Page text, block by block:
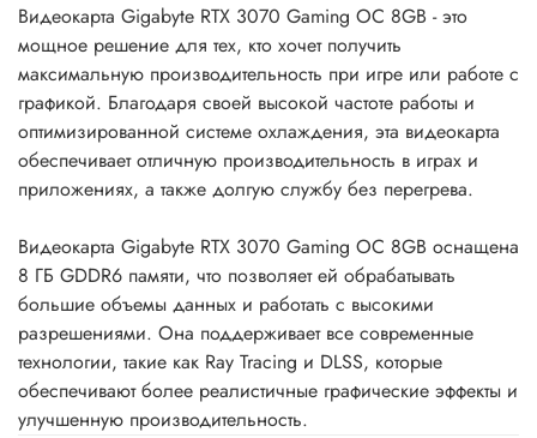
Видеокарта Gigabyte RTX 3070 Gaming OC 8GB - это
мощное решение для тех, кто хочет получить
максимальную производительность при игре или работе с
графикой. Благодаря своей высокой частоте работы и
оптимизированной системе охлаждения, эта видеокарта
обеспечивает отличную производительность в играх и
приложениях, а также долгую службу без перегрева.
Видеокарта Gigabyte RTX 3070 Gaming OC 8GB оснащена
8 ГБ GDDR6 памяти, что позволяет ей обрабатывать
большие объемы данных и работать с высокими
разрешениями. Она поддерживает все современные
технологии, такие как Ray Tracing и DLSS, которые
обеспечивают более реалистичные графические эффекты и
улучшенную производительность.